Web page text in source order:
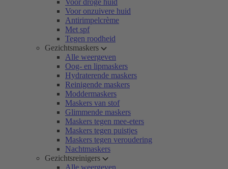
Voor droge huid
Voor onzuivere huid
Antirimpelcrème
Met spf
Tegen roodheid
Gezichtsmaskers
Alle weergeven
Oog- en lipmaskers
Hydraterende maskers
Reinigende maskers
Moddermaskers
Maskers van stof
Glimmende maskers
Maskers tegen mee-eters
Maskers tegen puistjes
Maskers tegen veroudering
Nachtmaskers
Gezichtsreinigers
Alle weergeven